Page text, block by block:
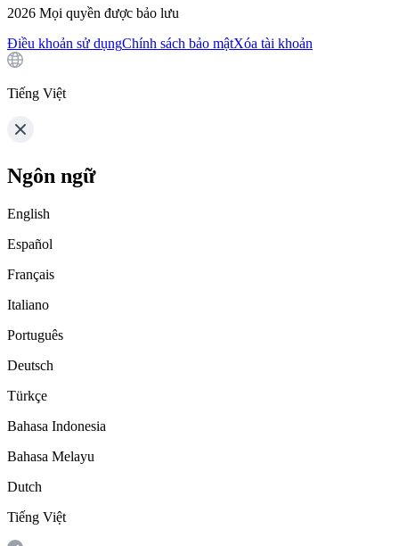
2026 Mọi quyền được bảo lưu
Điều khoản sử dụngChính sách bảo mậtXóa tài khoản
Tiếng Việt
Ngôn ngữ
English
Español
Français
Italiano
Português
Deutsch
Türkçe
Bahasa Indonesia
Bahasa Melayu
Dutch
Tiếng Việt